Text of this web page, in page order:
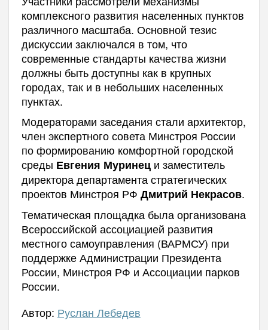
комплексного развития населенных пунктов
различного масштаба. Основной тезис
дискуссии заключался в том, что
современные стандарты качества жизни
должны быть доступны как в крупных
городах, так и в небольших населенных
пунктах.
Модераторами заседания стали архитектор,
член экспертного совета Минстроя России
по формированию комфортной городской
среды Евгения Муринеци заместитель
директора департамента стратегических
проектов Минстроя РФ Дмитрий Некрасов.
Тематическая площадка была организована
Всероссийской ассоциацией развития
местного самоуправления (ВАРМСУ) при
поддержке Администрации Президента
России, Минстроя РФ и Ассоциации парков
России.
Автор: Руслан Лебедев